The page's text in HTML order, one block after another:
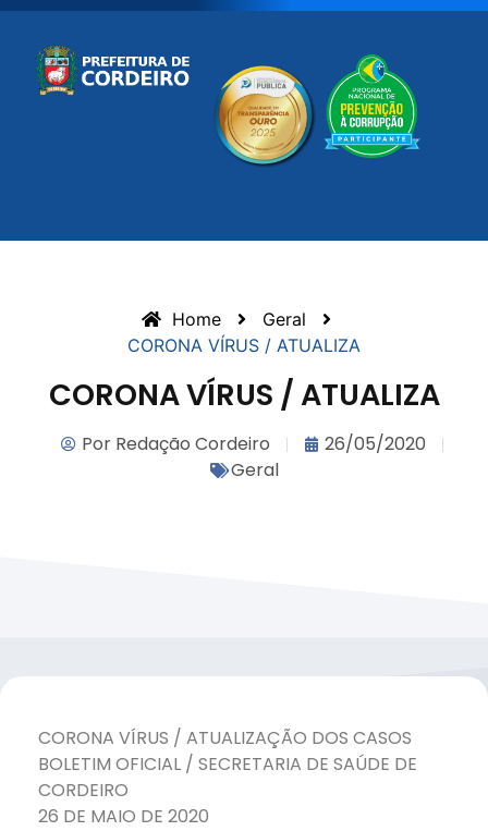
Home
Geral
CORONA VÍRUS / ATUALIZA
CORONA VÍRUS / ATUALIZA
Por Redação Cordeiro
26/05/2020
Geral
CORONA VÍRUS / ATUALIZAÇÃO DOS CASOS
BOLETIM OFICIAL / SECRETARIA DE SAÚDE DE
CORDEIRO
26 DE MAIO DE 2020